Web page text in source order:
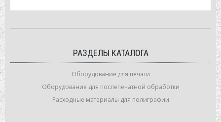
РАЗДЕЛЫ КАТАЛОГА
Оборудование для печати
Оборудование для послепечатной обработки
Расходные материалы для полиграфии